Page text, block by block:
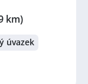
km)
úvazek